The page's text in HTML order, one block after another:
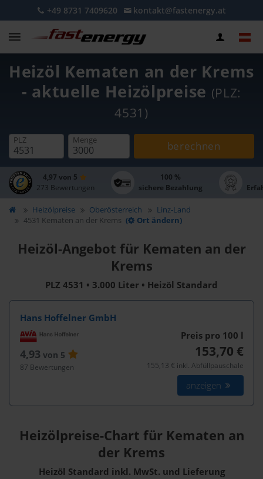
+49 8731 7409620 kontakt@fastenergy.at
Heizöl Kematen an der Krems
- aktuelle Heizölpreise (PLZ:
4531)
PLZ Menge berechnen
4,97 von 5
273 Bewertungen
100 %
sichere Bezahlung
Heizölpreise Oberösterreich
Linz-Land
4531 Kematen an der Krems ( Ort ändern)
Heizöl-Angebot für Kematen an der
Krems
PLZ 4531 • 3.000 Liter • Heizöl Standard
Hans Hoffelner GmbH
4,93 von 5
87 Bewertungen
Preis pro 100 l
153,70 €
155,13 € inkl. Abfüllpauschale
anzeigen
Heizölpreise-Chart für Kematen an
der Krems
Heizöl Standard inkl. MwSt. und Lieferung